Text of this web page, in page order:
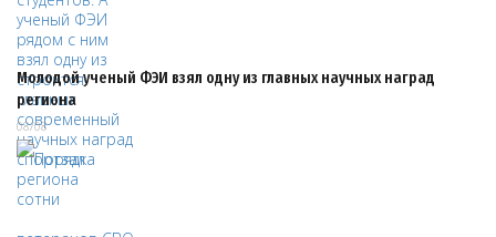
Молодой ученый ФЭИ взял одну из главных научных наград
региона
08/08